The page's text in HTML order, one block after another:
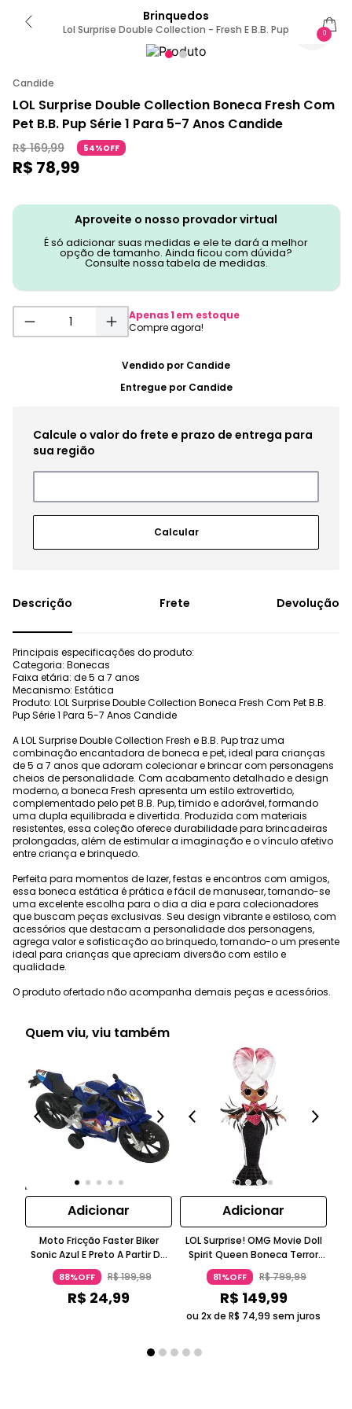
Brinquedos
Lol Surprise Double Collection - Fresh E B.B. Pup 0
Candide
LOL Surprise Double Collection Boneca Fresh Com
Pet B.B. Pup Série 1 Para 5-7 Anos Candide
R$ 169,99 54%OFF
R$ 78,99
Aproveite o nosso provador virtual
É só adicionar suas medidas e ele te dará a melhor
opção de tamanho. Ainda ficou com dúvida?
Consulte nossa tabela de medidas.
Apenas1 em estoque
Vendido por Candide
Entregue por Candide
Frete Devolução
Principais especificações do produto:
Categoria: Bonecas
Faixa etária: de 5 a 7 anos
Mecanismo: Estática
Produto: LOL Surprise Double Collection Boneca Fresh Com Pet B.B.
Pup Série 1 Para 5-7 Anos Candide
A LOL Surprise Double Collection Fresh e B.B. Pup traz uma
combinação encantadora de boneca e pet, ideal para crianças
de 5 a 7 anos que adoram colecionar e brincar com personagens
cheios de personalidade. Com acabamento detalhado e design
moderno, a boneca Fresh apresenta um estilo extrovertido,
complementado pelo pet B.B. Pup, tímido e adorável, formando
uma dupla equilibrada e divertida. Produzida com materiais
resistentes, essa coleção oferece durabilidade para brincadeiras
prolongadas, além de estimular a imaginação e o vínculo afetivo
entre criança e brinquedo.
Perfeita para momentos de lazer, festas e encontros com amigos,
essa boneca estática é prática e fácil de manusear, tornando-se
uma excelente escolha para o dia a dia e para colecionadores
que buscam peças exclusivas. Seu design vibrante e estiloso, com
acessórios que destacam a personalidade dos personagens,
agrega valor e sofisticação ao brinquedo, tornando-o um presente
ideal para crianças que apreciam diversão com estilo e
qualidade.
O produto ofertado não acompanha demais peças e acessórios.
Quem viu, viu também
Adicionar
Moto Fricção Faster Biker
Sonic Azul E Preto A Partir De
Três Anos Candide
88%OFF R$199,99
R$ 24,99
Adicionar
LOL Surprise! OMG Movie Doll
Spirit Queen Boneca Terror
Preta Mais De 14 Anos
Candide
81%OFF R$799,99
R$ 149,99
ou 2x de R$ 74,99 sem juros